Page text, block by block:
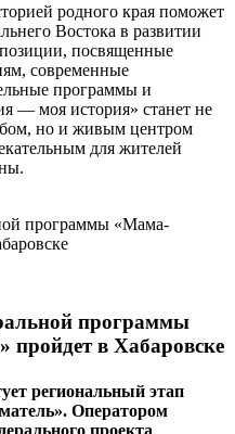
родного края поможет
Востока в развитии
посвященные
современные
программы и
— моя история» станет не
но и живым центром
для жителей
программы
пройдет в Хабаровске
региональный этап
Оператором
проекта